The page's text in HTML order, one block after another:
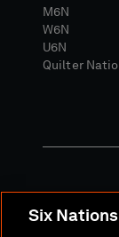
M6N
W6N
U6N
Quilter
Six